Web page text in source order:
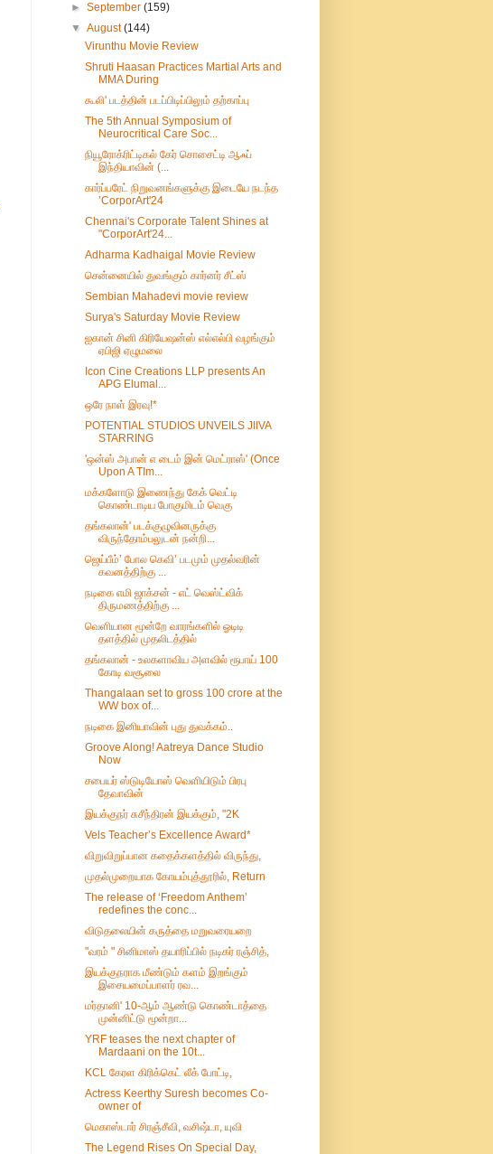
►September(159)
▼August(144)
Virunthu Movie Review
Shruti Haasan Practices Martial Arts and
MMA During
கூலி' படத்தின் படப்பிடிப்பிலும் தற்காப்பு
The 5th Annual Symposium of
Neurocritical Care Soc...
நியூரோக்ரிட்டிகல் கேர் சொசைட்டி ஆஃப்
இந்தியாவின் (...
கார்ப்பரேட் நிறுவனங்களுக்கு இடையே நடந்த
’CorporArt'24
Chennai's Corporate Talent Shines at
"CorporArt'24...
Adharma Kadhaigal Movie Review
சென்னையில் துவங்கும் கார்னர் சீட்ஸ்
Sembian Mahadevi movie review
Surya's Saturday Movie Review
ஐகான் சினி கிரியேஷன்ஸ் எல்எல்பி வழங்கும்
ஏபிஜி ஏழுமலை
Icon Cine Creations LLP presents An
APG Elumal...
ஒரே நாள் இரவு!*
POTENTIAL STUDIOS UNVEILS JIIVA
STARRING
'ஒன்ஸ் அபான் எ டைம் இன் மெட்ராஸ்' (Once
Upon A TIm...
மக்களோடு இணைந்து கேக் வெட்டி
கொண்டாடிய போகுமிடம் வெகு
தங்கலான்' படக்குழுவினருக்கு
விருந்தோம்பலுடன் நன்றி...
ஜெய்பீம்’ போல கெவி’ படமும் முதல்வரின்
கவனத்திற்கு ...
நடிகை எமி ஜாக்சன் - எட் வெஸ்ட்விக்
திருமணத்திற்கு ...
வெளியான மூன்றே வாரங்களில் ஓடிடி
தளத்தில் முதலிடத்தில்
தங்கலான் - உலகளாவிய அளவில் ரூபாய் 100
கோடி வசூலை
Thangalaan set to gross 100 crore at the
WW box of...
நடிகை இனியாவின் புது துவக்கம்..
Groove Along! Aatreya Dance Studio
Now
சபையர் ஸ்டுடியோஸ் வெளியிடும் பிரபு
தேவாவின்
இயக்குநர் சுசீந்திரன் இயக்கும், "2K
Vels Teacher’s Excellence Award*
விறுவிறுப்பான கதைக்களத்தில் விருந்து,
முதல்முறையாக கோயம்புத்தூரில், Return
The release of ‘Freedom Anthem’
redefines the conc...
விடுதலையின் கருத்தை மறுவரையறை
"வரம் " சினிமாஸ் தயாரிப்பில் நடிகர் ரஞ்சித்,
இயக்குநராக மீண்டும் களம் இறங்கும்
இசையமைப்பாளர் ரவ...
மர்தானி' 10-ஆம் ஆண்டு கொண்டாத்தை
முன்னிட்டு மூன்றா...
YRF teases the next chapter of
Mardaani on the 10t...
KCL கேரள கிரிக்கெட் லீக் போட்டி,
Actress Keerthy Suresh becomes Co-
owner of
மெகாஸ்டார் சிரஞ்சீவி, வசிஷ்டா, யுவி
The Legend Rises On Special Day,